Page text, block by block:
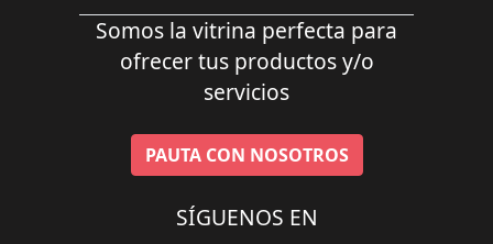
Somos la vitrina perfecta para
ofrecer tus productos y/o
servicios
PAUTA CON NOSOTROS
SÍGUENOS EN